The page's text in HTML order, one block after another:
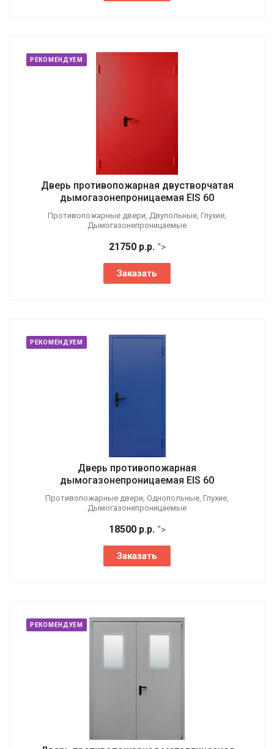
РЕКОМЕНДУЕМ
Дверь противопожарная двустворчатая
дымогазонепроницаемая EIS 60
Противопожарные двери, Двупольные, Глухие,
Дымогазонепроницаемые
21750 р.р. ">
Заказать
РЕКОМЕНДУЕМ
Дверь противопожарная
дымогазонепроницаемая EIS 60
Противопожарные двери, Однопольные, Глухие,
Дымогазонепроницаемые
18500 р.р. ">
Заказать
РЕКОМЕНДУЕМ